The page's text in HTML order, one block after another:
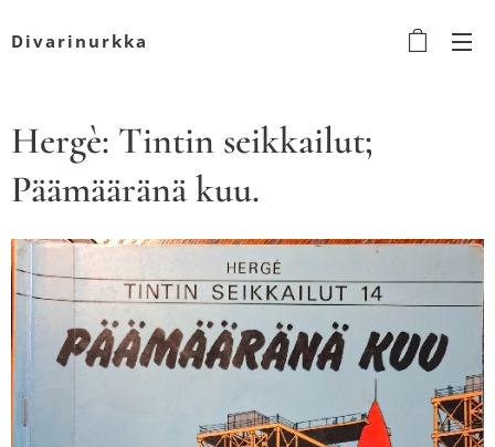
Divarinurkka
Hergè: Tintin seikkailut;
Päämääränä kuu.